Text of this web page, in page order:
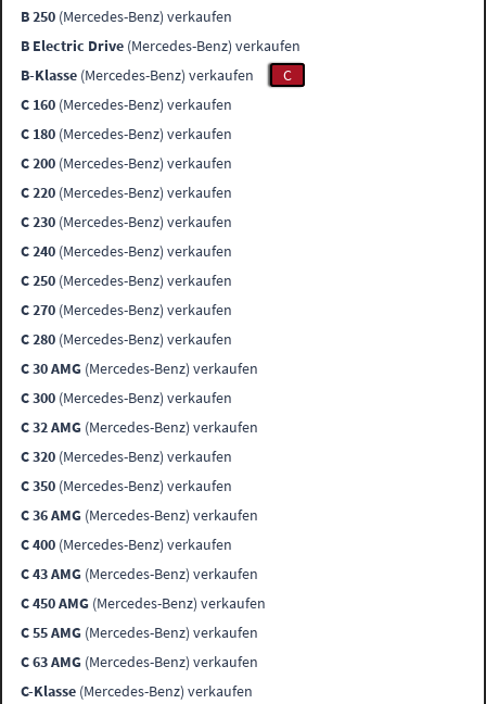
B 250 (Mercedes-Benz) verkaufen
B Electric Drive (Mercedes-Benz) verkaufen
B-Klasse (Mercedes-Benz) verkaufen
C
C 160 (Mercedes-Benz) verkaufen
C 180 (Mercedes-Benz) verkaufen
C 200 (Mercedes-Benz) verkaufen
C 220 (Mercedes-Benz) verkaufen
C 230 (Mercedes-Benz) verkaufen
C 240 (Mercedes-Benz) verkaufen
C 250 (Mercedes-Benz) verkaufen
C 270 (Mercedes-Benz) verkaufen
C 280 (Mercedes-Benz) verkaufen
C 30 AMG (Mercedes-Benz) verkaufen
C 300 (Mercedes-Benz) verkaufen
C 32 AMG (Mercedes-Benz) verkaufen
C 320 (Mercedes-Benz) verkaufen
C 350 (Mercedes-Benz) verkaufen
C 36 AMG (Mercedes-Benz) verkaufen
C 400 (Mercedes-Benz) verkaufen
C 43 AMG (Mercedes-Benz) verkaufen
C 450 AMG (Mercedes-Benz) verkaufen
C 55 AMG (Mercedes-Benz) verkaufen
C 63 AMG (Mercedes-Benz) verkaufen
C-Klasse (Mercedes-Benz) verkaufen